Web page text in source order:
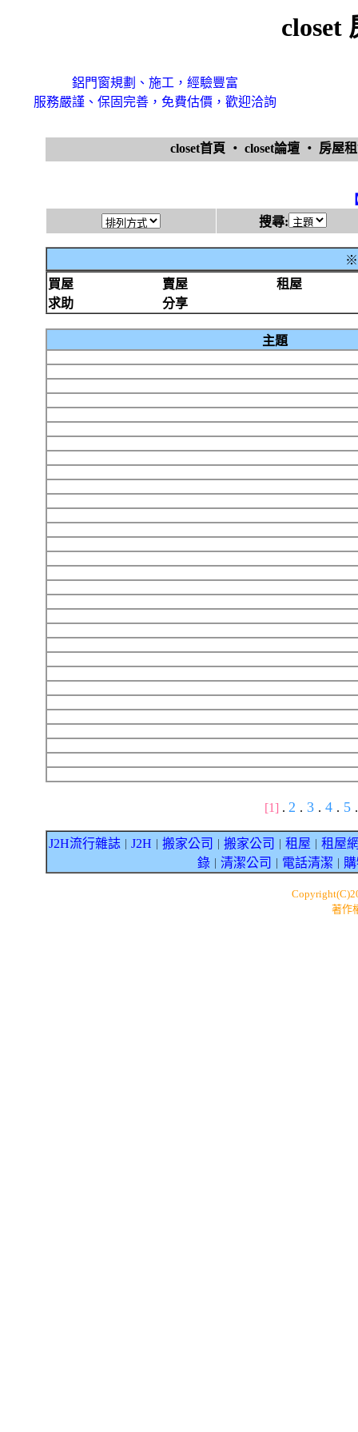
closet
鋁門窗規劃、施工，經驗豐富
服務嚴謹、保固完善，免費估價，歡迎洽詢
closet首頁 ‧ closet論壇 ‧ 房屋
搜尋:
※
買屋
賣屋
租屋
求助
分享
主題
[1] . 2 . 3 . 4 . 5 .
J2H流行雜誌 J2H 搬家公司 搬家公司 租屋
租屋
錄｜ 清潔公司 電話清潔
著作